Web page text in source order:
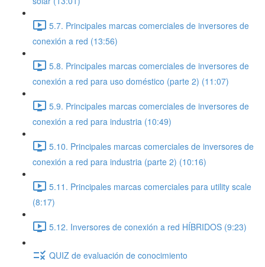
5.7. Principales marcas comerciales de inversores de
conexión a red (13:56)
5.8. Principales marcas comerciales de inversores de
conexión a red para uso doméstico (parte 2) (11:07)
5.9. Principales marcas comerciales de inversores de
conexión a red para industria (10:49)
5.10. Principales marcas comerciales de inversores de
conexión a red para industria (parte 2) (10:16)
5.11. Principales marcas comerciales para utility scale
(8:17)
5.12. Inversores de conexión a red HÍBRIDOS (9:23)
QUIZ de evaluación de conocimiento